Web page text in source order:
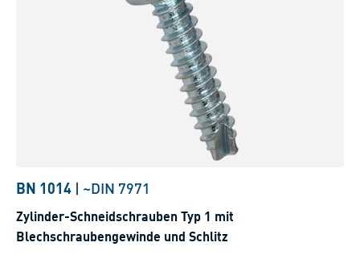
BN 1014 | ~DIN 7971
Zylinder-Schneidschrauben Typ 1 mit
Blechschraubengewinde und Schlitz